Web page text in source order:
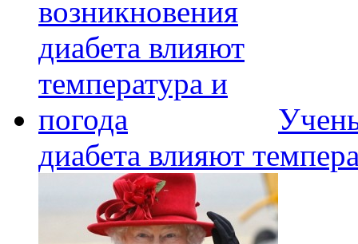
диабета влияют